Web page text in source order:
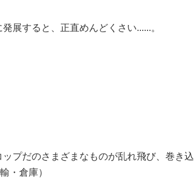
展すると、正直めんどくさい......。
プだのさまざまなものが乱れ飛び、巻き込
・倉庫）